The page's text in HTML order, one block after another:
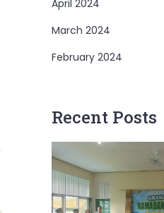
April 2024
March 2024
February 2024
Recent Posts